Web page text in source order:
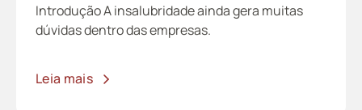
Introdução A insalubridade ainda gera muitas
dúvidas dentro das empresas.
Leia mais